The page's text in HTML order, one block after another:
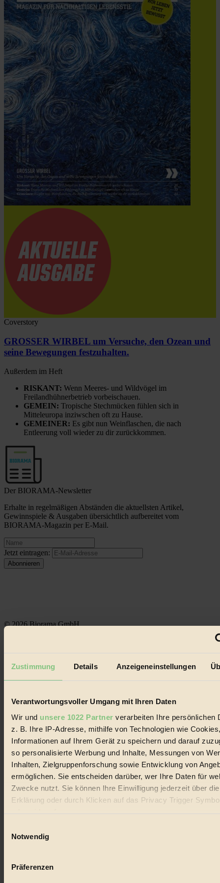
Zustimmung Details Anzeigeneinstellungen
Verantwortungsvoller Umgang mit Ihren Daten
Wir und unsere 1022 Partner verarbeiten Ihre persönlichen
z. B. Ihre IP-Adresse, mithilfe von Technologien wie
Informationen auf Ihrem Gerät zu speichern und darauf
so personalisierte Werbung und Inhalte, Messungen von
Inhalten, Zielgruppenforschung sowie Entwicklung von
ermöglichen. Sie entscheiden darüber, wer Ihre Daten für
Zwecke nutzt. Sie können Ihre Einwilligung jederzeit über
Erklärung oder durch Klicken auf das Privacy Trigger
oder widerrufen
Wenn Sie es erlauben, würden wir auch gerne:
Ihr Gerät durch aktives Scannen nach bestimmten
Notwendig
Präferenzen
Coverstory
GROSSER WIRBEL um Versuche, den Ozean und
seine Bewegungen festzuhalten.
Außerdem im Heft
RISKANT: Wenn Meeres- und Wildvögel im
Freilandhühnerbetrieb vorbeischauen.
GEMEIN: Tropische Stechmücken fühlen sich in
Mitteleuropa inziwschen oft zu Hause.
GEMEINER: Es gibt nun Weinflaschen, die nach
Entleerung voll wieder zu dir zurückkommen.
Der BIORAMA-Newsletter
Erhalte in regelmäßigen Abständen die aktuellsten Artikel,
Gewinnspiele & Ausgaben übersichtlich aufbereitet vom
BIORAMA-Magazin per E-Mail.
Jetzt eintragen:
© 2026 Biorama GmbH
Handels mit Bioprodukten, des Fair-Trade sowie der Branche
Social Media
22.601 Fans auf Facebook
3.415 Follower auf Twitter
Folge uns auf Instagram
Themen
Bio
Vegan